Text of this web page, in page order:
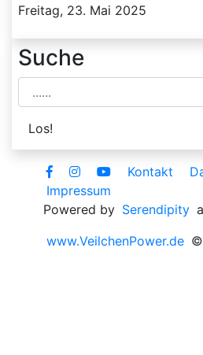
Freitag, 23. Mai 2025
Suche
Kontakt
Impressum
Powered by Serendipity
www.VeilchenPower.de